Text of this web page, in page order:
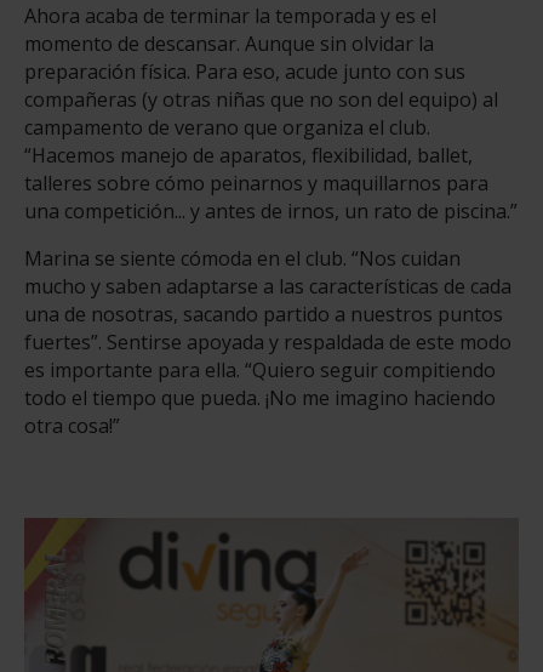
Ahora acaba de terminar la temporada y es el
momento de descansar. Aunque sin olvidar la
preparación física. Para eso, acude junto con sus
compañeras (y otras niñas que no son del equipo) al
campamento de verano que organiza el club.
“Hacemos manejo de aparatos, flexibilidad, ballet,
talleres sobre cómo peinarnos y maquillarnos para
una competición... y antes de irnos, un rato de piscina.”
Marina se siente cómoda en el club. “Nos cuidan
mucho y saben adaptarse a las características de cada
una de nosotras, sacando partido a nuestros puntos
fuertes”. Sentirse apoyada y respaldada de este modo
es importante para ella. “Quiero seguir compitiendo
todo el tiempo que pueda. ¡No me imagino haciendo
otra cosa!”